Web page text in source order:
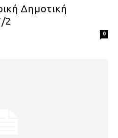
Δημοτική
2
0